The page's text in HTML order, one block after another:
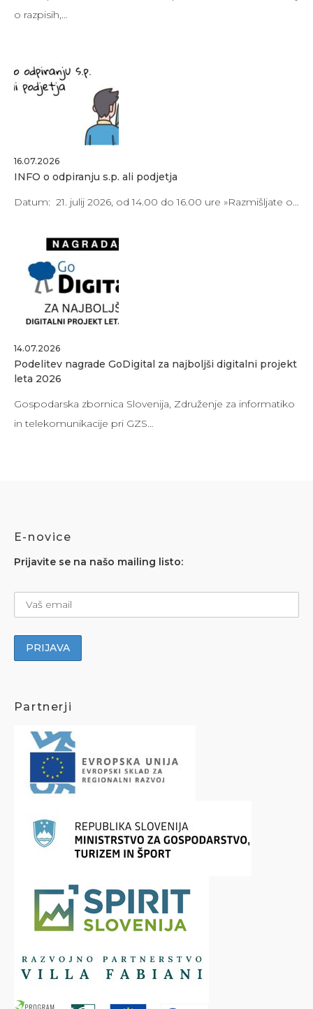
o razpisih,…
16.07.2026
INFO o odpiranju s.p. ali podjetja
Datum: 21. julij 2026, od 14.00 do 16.00 ure »Razmišljate o…
14.07.2026
Podelitev nagrade GoDigital za najboljši digitalni projekt
leta 2026
Gospodarska zbornica Slovenija, Združenje za informatiko
in telekomunikacije pri GZS…
E-novice
Prijavite se na našo mailing listo:
Partnerji